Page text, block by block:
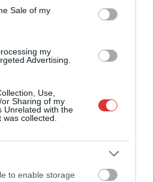
Sale of my
my
Advertising.
Use,
Sharing of my
Unrelated with the
collected.
to enable storage
nagykövet. Schmidt Mária a
héten azt fejtette ki, hogy a
Amerika, a NATO és az
most „a legnagyobb Amerika-
és…
,németország
lövöldözésben az Aldiban